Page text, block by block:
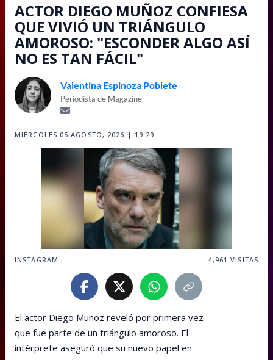
ACTOR DIEGO MUÑOZ CONFIESA
QUE VIVIÓ UN TRIÁNGULO
AMOROSO: "ESCONDER ALGO ASÍ
NO ES TAN FÁCIL"
Valentina Espinoza Poblete
Periodista de Magazine
MIÉRCOLES 05 AGOSTO, 2026 | 19:29
INSTAGRAM 4,961 VISITAS
El actor Diego Muñoz reveló por primera vez
que fue parte de un triángulo amoroso. El
intérprete aseguró que su nuevo papel en